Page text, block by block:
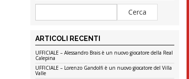
ARTICOLI RECENTI
UFFICIALE – Alessandro Brais è un nuovo giocatore della Real
Calepina
UFFICIALE – Lorenzo Gandolfi è un nuovo giocatore del Villa
Valle